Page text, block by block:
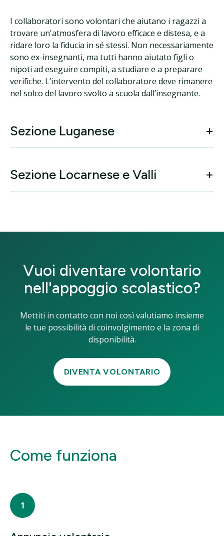
I collaboratori sono volontari che aiutano i ragazzi a
trovare un'atmosfera di lavoro efficace e distesa, e a
ridare loro la fiducia in sé stessi. Non necessariamente
sono ex-insegnanti, ma tutti hanno aiutato figli o
nipoti ad eseguire compiti, a studiare e a preparare
verifiche. L’intervento del collaboratore deve rimanere
nel solco del lavoro svolto a scuola dall’insegnante.
Sezione Luganese
Sezione Locarnese e Valli
Vuoi diventare volontario
nell'appoggio scolastico?
Mettiti in contatto con noi così valutiamo insieme
le tue possibilità di coinvolgimento e la zona di
disponibilità.
DIVENTA VOLONTARIO
Come funziona
1